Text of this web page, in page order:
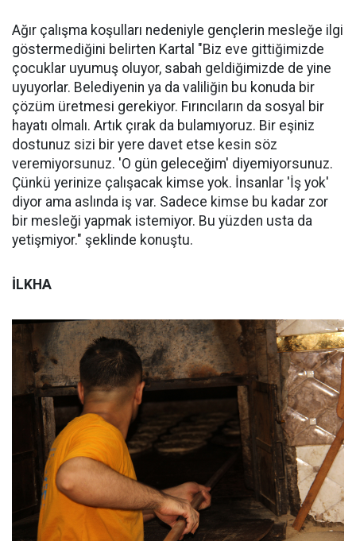
Ağır çalışma koşulları nedeniyle gençlerin mesleğe ilgi
göstermediğini belirten Kartal "Biz eve gittiğimizde
çocuklar uyumuş oluyor, sabah geldiğimizde de yine
uyuyorlar. Belediyenin ya da valiliğin bu konuda bir
çözüm üretmesi gerekiyor. Fırıncıların da sosyal bir
hayatı olmalı. Artık çırak da bulamıyoruz. Bir eşiniz
dostunuz sizi bir yere davet etse kesin söz
veremiyorsunuz. 'O gün geleceğim' diyemiyorsunuz.
Çünkü yerinize çalışacak kimse yok. İnsanlar 'İş yok'
diyor ama aslında iş var. Sadece kimse bu kadar zor
bir mesleği yapmak istemiyor. Bu yüzden usta da
yetişmiyor." şeklinde konuştu.
İLKHA